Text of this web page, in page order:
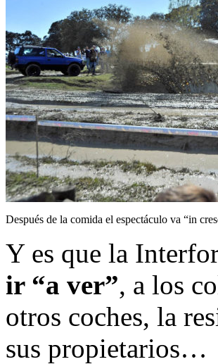
Después de la comida el espectáculo va “in
Y es que la
ir “a ver”, a los
otros coches, la
sus propietarios…